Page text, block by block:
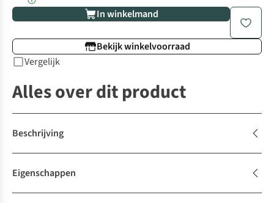
In winkelmand
Bekijk winkelvoorraad
Vergelijk
Alles over dit product
Beschrijving
Eigenschappen